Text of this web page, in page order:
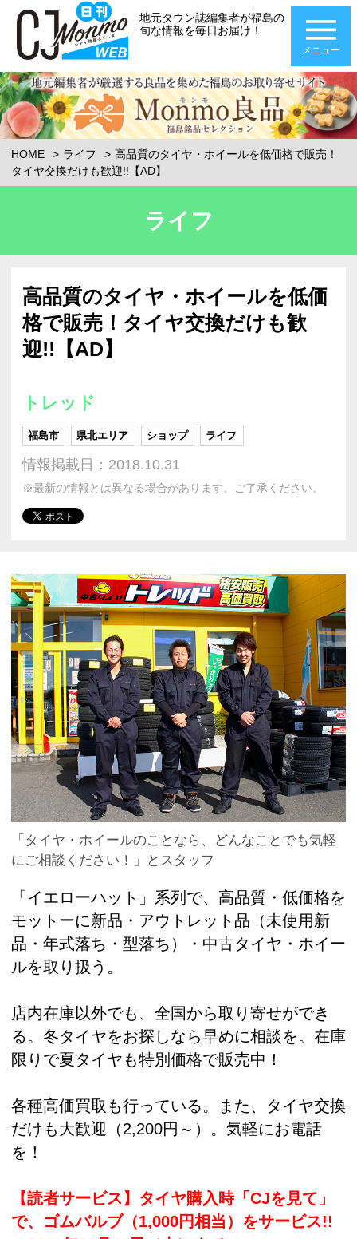
地元タウン誌編集者が福島の
旬な情報を毎日お届け！
メニュー
HOME ライフ
高品質のタイヤ・ホイールを低価格で販売！
タイヤ交換だけも歓迎!!【AD】
ライフ
高品質のタイヤ・ホイールを低価
格で販売！タイヤ交換だけも歓
迎!!【AD】
トレッド
福島市 県北エリア ショップ ライフ
情報掲載日：2018.10.31
※最新の情報とは異なる場合があります。ご了承ください。
「タイヤ・ホイールのことなら、どんなことでも気軽
にご相談ください！」とスタッフ
「イエローハット」系列で、高品質・低価格を
モットーに新品・アウトレット品（未使用新
品・年式落ち・型落ち）・中古タイヤ・ホイー
ルを取り扱う。
店内在庫以外でも、全国から取り寄せができ
る。冬タイヤをお探しなら早めに相談を。在庫
限りで夏タイヤも特別価格で販売中！
各種高価買取も行っている。また、タイヤ交換
だけも大歓迎（2,200円～）。気軽にお電話
を！
【読者サービス】タイヤ購入時「CJを見て」
で、ゴムバルブ（1,000円相当）をサービス!!